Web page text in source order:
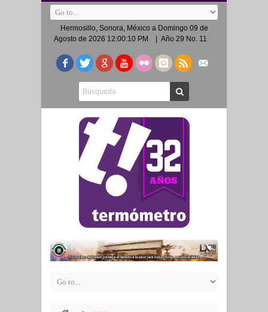
Hermosillo, Sonora, México a Domingo 09 de
Agosto de 2026 12:00:10 PM
| Año 29 No. 11